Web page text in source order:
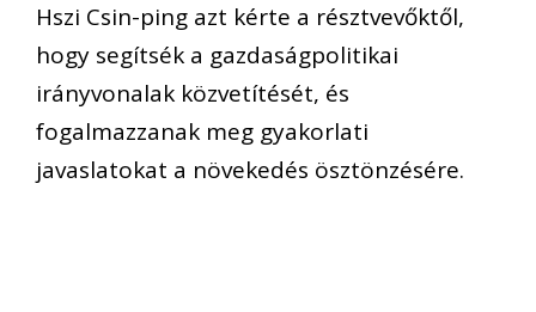
Hszi Csin-ping azt kérte a résztvevőktől,
hogy segítsék a gazdaságpolitikai
irányvonalak közvetítését, és
fogalmazzanak meg gyakorlati
javaslatokat a növekedés ösztönzésére.